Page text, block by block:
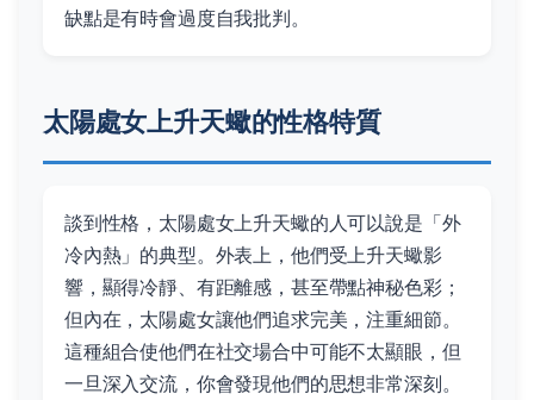
缺點是有時會過度自我批判。
太陽處女上升天蠍的性格特質
談到性格，太陽處女上升天蠍的人可以說是「外
冷內熱」的典型。外表上，他們受上升天蠍影
響，顯得冷靜、有距離感，甚至帶點神秘色彩；
但內在，太陽處女讓他們追求完美，注重細節。
這種組合使他們在社交場合中可能不太顯眼，但
一旦深入交流，你會發現他們的思想非常深刻。